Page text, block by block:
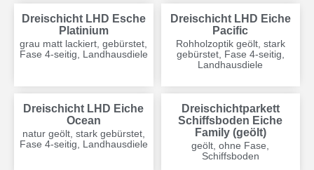
Dreischicht LHD Esche
Platinium
grau matt lackiert, gebürstet,
Fase 4-seitig, Landhausdiele
Dreischicht LHD Eiche
Pacific
Rohholzoptik geölt, stark
gebürstet, Fase 4-seitig,
Landhausdiele
Dreischicht LHD Eiche
Ocean
natur geölt, stark gebürstet,
Fase 4-seitig, Landhausdiele
Dreischichtparkett
Schiffsboden Eiche
Family (geölt)
geölt, ohne Fase,
Schiffsboden